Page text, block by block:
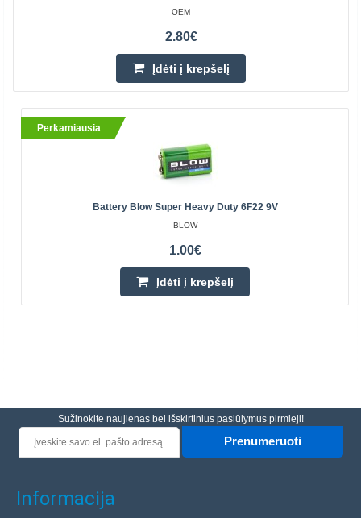
OEM
2.80€
Įdėti į krepšelį
Perkamiausia
Battery Blow Super Heavy Duty 6F22 9V
BLOW
1.00€
Įdėti į krepšelį
Sužinokite naujienas bei išskirtinius pasiūlymus pirmieji!
Prenumeruoti
Informacija